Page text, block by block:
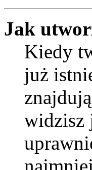
Jak
Kiedy
już
widzisz